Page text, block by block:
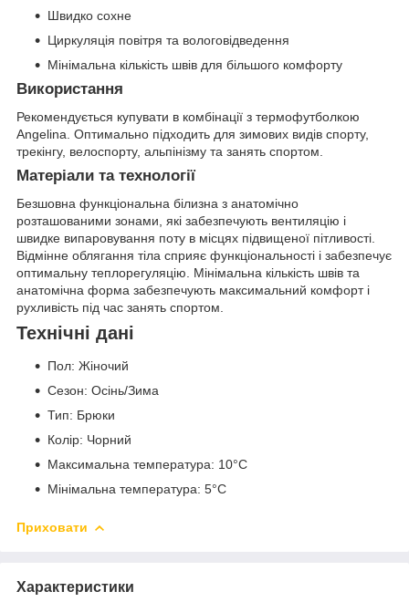
Швидко сохне
Циркуляція повітря та вологовідведення
Мінімальна кількість швів для більшого комфорту
Використання
Рекомендується купувати в комбінації з термофутболкою
Angelina. Оптимально підходить для зимових видів спорту,
трекінгу, велоспорту, альпінізму та занять спортом.
Матеріали та технології
Безшовна функціональна білизна з анатомічно
розташованими зонами, які забезпечують вентиляцію і
швидке випаровування поту в місцях підвищеної пітливості.
Відмінне облягання тіла сприяє функціональності і забезпечує
оптимальну теплорегуляцію. Мінімальна кількість швів та
анатомічна форма забезпечують максимальний комфорт і
рухливість під час занять спортом.
Технічні дані
Пол: Жіночий
Сезон: Осінь/Зима
Тип: Брюки
Колір: Чорний
Максимальна температура: 10°C
Мінімальна температура: 5°C
Приховати
Характеристики